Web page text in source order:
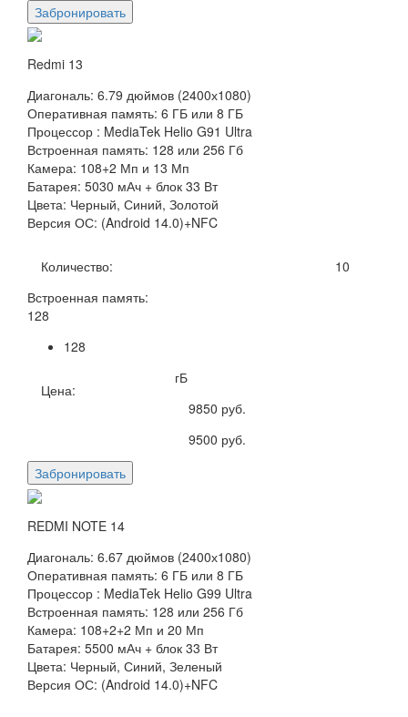
Забронировать
Redmi 13
Диагональ: 6.79 дюймов (2400х1080)
Оперативная память: 6 ГБ или 8 ГБ
Процессор : MediaTek Helio G91 Ultra
Встроенная память: 128 или 256 Гб
Камера: 108+2 Мп и 13 Мп
Батарея: 5030 мАч + блок 33 Вт
Цвета: Черный, Синий, Золотой
Версия ОС: (Android 14.0)+NFC
Количество:
10
Встроенная память:
128
128
гБ
Цена:
9850 руб.
9500 руб.
Забронировать
REDMI NOTE 14
Диагональ: 6.67 дюймов (2400х1080)
Оперативная память: 6 ГБ или 8 ГБ
Процессор : MediaTek Helio G99 Ultra
Встроенная память: 128 или 256 Гб
Камера: 108+2+2 Мп и 20 Мп
Батарея: 5500 мАч + блок 33 Вт
Цвета: Черный, Синий, Зеленый
Версия ОС: (Android 14.0)+NFC